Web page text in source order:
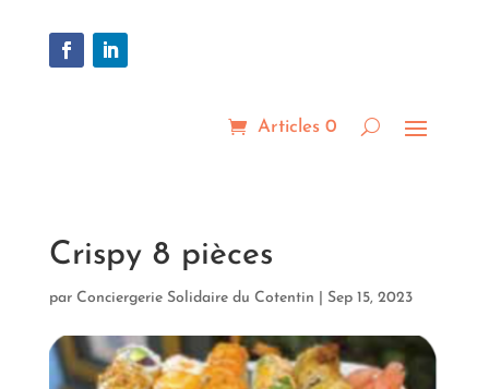
Articles 0
Crispy 8 pièces
par Conciergerie Solidaire du Cotentin Sep 15, 2023